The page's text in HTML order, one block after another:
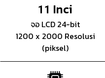
11 Inci
จอ LCD 24-bit
1200 x 2000 Resolusi
(piksel)